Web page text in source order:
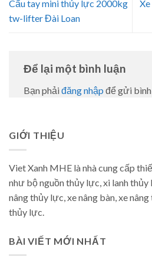
Cẩu tay mini thủy lực 2000kg
tw-lifter Đài Loan
Để lại một bình luận
Bạn phải đăng nhập để gửi
GIỚI THIỆU
Viet Xanh MHE là nhà cung cấp
như bộ nguồn thủy lực, xi lanh
nâng thủy lực, xe nâng bàn, xe nâng
thủy lực.
BÀI VIẾT MỚI NHẤT